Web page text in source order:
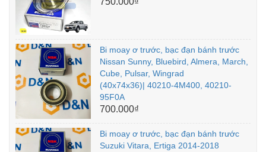
Bi moay ơ trước, bạc đạn bánh trước
Nissan Sunny, Bluebird, Almera, March,
Cube, Pulsar, Wingrad
(40x74x36)| 40210-4M400, 40210-
95F0A
700.000₫
Bi moay ơ trước, bạc đạn bánh trước
Suzuki Vitara, Ertiga 2014-2018